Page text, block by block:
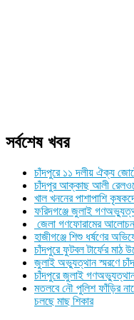
সর্বশেষ খবর
চাঁদপুরে ১১ দলীয় ঐক্য
চাঁদপুর আক্কাছ আলী
খাল খননের পাশাপাশি
ফরিদগঞ্জে জুলাই
জেলা গণফোরামের
হাজীগঞ্জে শিশু ধর্ষণের
চাঁদপুরে ফুটবল টার্ফের মাঠ
জুলাই অভ্যুত্থান স্মরণে
চাঁদপুরে জুলাই গণঅভ্যুত্থান
মতলবে নৌ পুলিশ ফাঁড়ির
চলছে মাছ শিকার